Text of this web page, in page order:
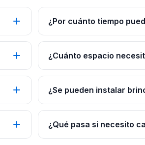
¿Por cuánto tiempo
¿Cuánto espacio
¿Se pueden instalar
¿Qué pasa si necesito